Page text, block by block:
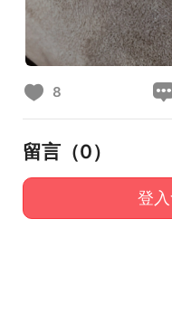
8
留言（0）
登